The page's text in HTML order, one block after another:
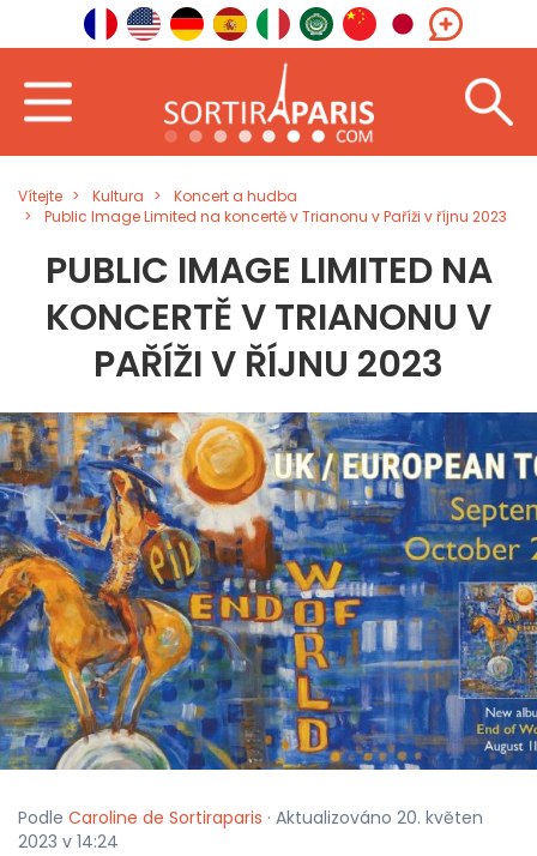
Vítejte Kultura
Koncert a hudba
Public Image Limited na koncertě v Trianonu v Paříži v říjnu 2023
PUBLIC IMAGE LIMITED NA
KONCERTĚ V TRIANONU V
PAŘÍŽI V ŘÍJNU 2023
Podle Caroline de Sortiraparis · Aktualizováno 20. květen
2023 v 14:24